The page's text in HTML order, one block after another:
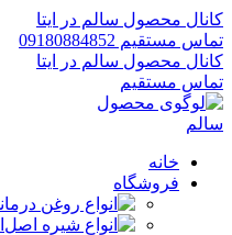
کانال محصول سالم در ایتا
تماس مستقیم 09180884852
کانال محصول سالم در ایتا
تماس مستقیم
خانه
فروشگاه